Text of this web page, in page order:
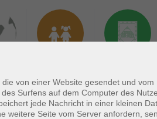
von einer Website gesendet und vom
Surfens auf dem Computer des
jede Nachricht in einer kleinen
weitere Seite vom Server anfordern,